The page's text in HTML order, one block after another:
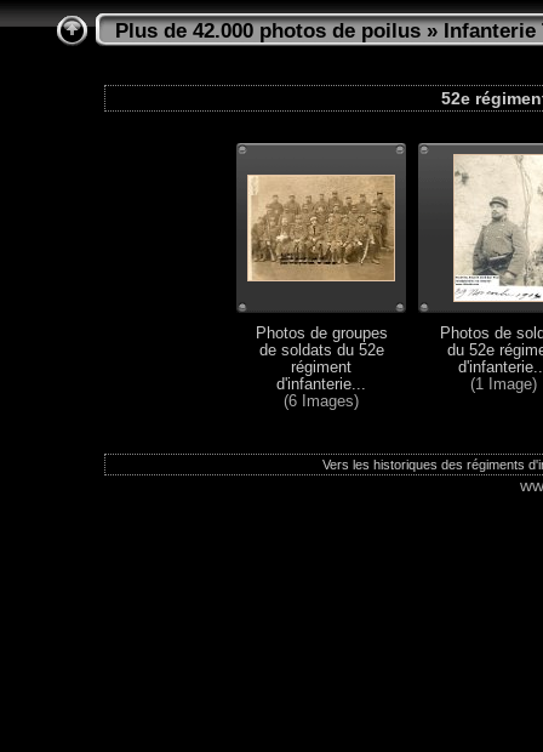
Plus de 42.000 photos de poilus»Infanterie
52e
Photos de groupes
de soldats du 52e
régiment
d'infanterie...
(6 Images)
Photos de
du 52e
(1 Image)
Vers les historiques des régiments